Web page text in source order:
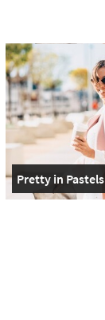
Pretty in Pastels